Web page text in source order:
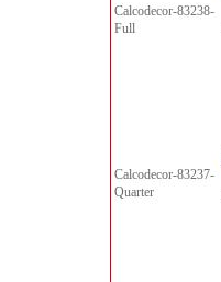
Calcodecor-83238-
Full
Calcodecor-83237-
Quarter